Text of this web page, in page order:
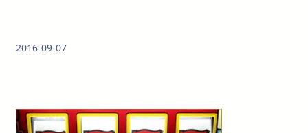
2016-09-07